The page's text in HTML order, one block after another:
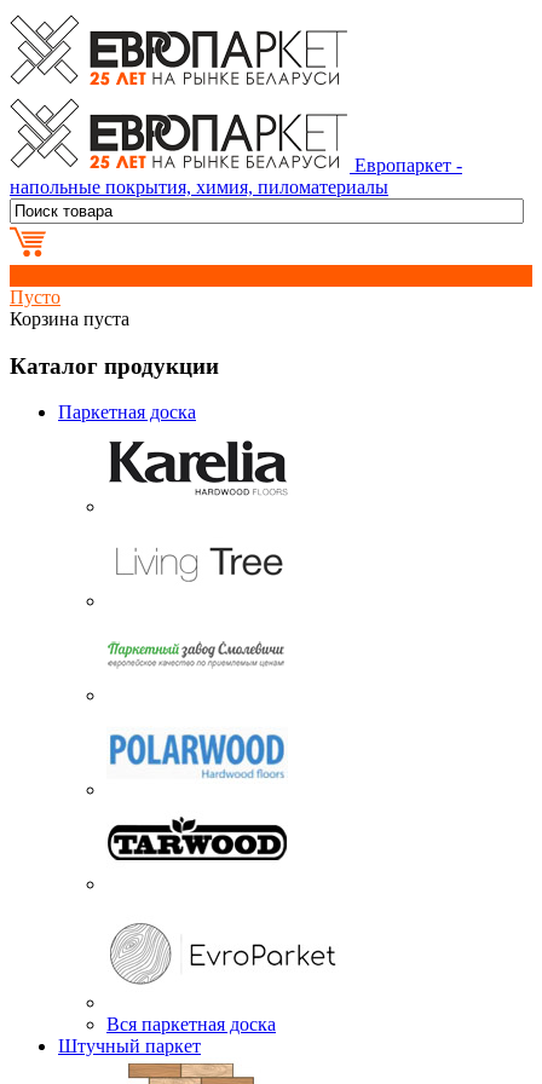
Европаркет -
напольные покрытия, химия, пиломатериалы
Пусто
Корзина пуста
Каталог продукции
Паркетная доска
Вся паркетная доска
Штучный паркет